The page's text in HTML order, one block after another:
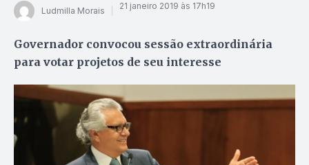
Ludmilla Morais 21 janeiro 2019 às 17h19
Governador convocou sessão extraordinária
para votar projetos de seu interesse